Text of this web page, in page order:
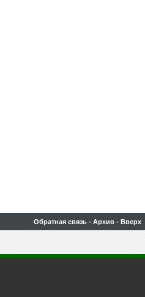
Обратная связь - Архив - Вверх